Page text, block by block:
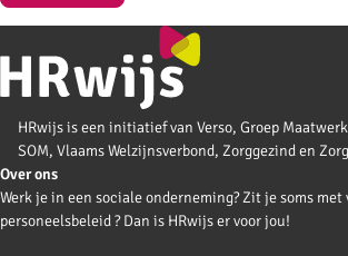
HRwijs is een initiatief van Verso, Groep
SOM, Vlaams Welzijnsverbond, Zorggezind en
Over ons
Werk je in een sociale onderneming? Zit je soms met
personeelsbeleid ? Dan is HRwijs er voor jou!